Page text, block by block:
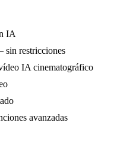
IA
restricciones
IA cinematográfico
avanzadas